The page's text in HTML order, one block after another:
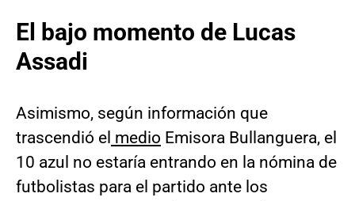
El bajo momento de Lucas
Assadi
Asimismo, según información que
trascendió el medio Emisora Bullanguera, el
10 azul no estaría entrando en la nómina de
futbolistas para el partido ante los